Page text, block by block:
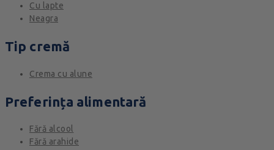
Cu lapte
Neagra
Tip cremă
Crema cu alune
Preferința alimentară
Fără alcool
Fără arahide